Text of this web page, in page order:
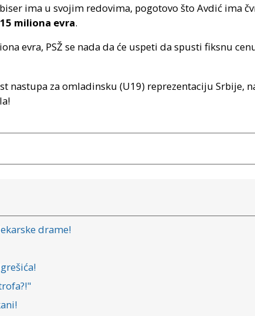
biser ima u svojim redovima, pogotovo što Avdić ima
15 miliona evra.
evra, PSŽ se nada da će uspeti da spusti fiksnu
nastupa za omladinsku (U19) reprezentaciju Srbije,
drame!